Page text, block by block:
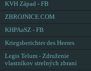
KVH Západ - FB
ZBROJNICE.COM
KHPAaSZ - FB
Kriegsberichter des Heeres
Legis Telum - Združenie
vlastníkov strelných zbraní